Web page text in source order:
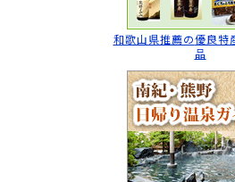
和歌山県推薦の優良特
品